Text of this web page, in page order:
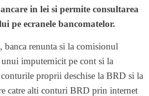
in lei si permite consultarea
pe ecranele bancomatelor.
banca renunta si la comisionul
unui imputernicit pe cont si la
proprii deschise la BRD si la
catre alti conturi BRD prin internet